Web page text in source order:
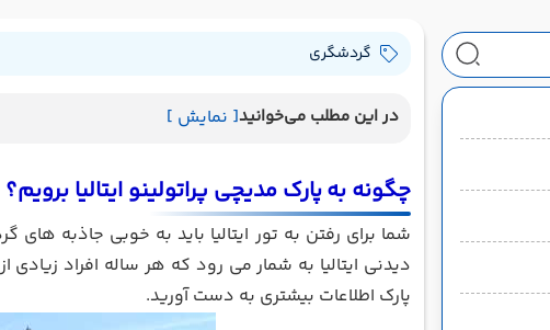
گردشگری
در این مطلب می‌خوانید[ نمایش ]
چگونه به پارک مدیچی پراتولینو ایتالیا برویم؟
شما برای رفتن به تور ایتالیا باید به خوبی جاذبه های
دیدنی ایتالیا به شمار می رود که هر ساله افراد زیادی
پارک اطلاعات بیشتری به دست آورید.